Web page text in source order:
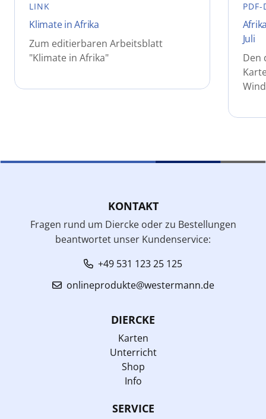
LINK
Klimate in Afrika
Zum editierbaren Arbeitsblatt
"Klimate in Afrika"
PDF-
Juli
Den
KONTAKT
Fragen rund um Diercke oder zu Bestellungen
beantwortet unser Kundenservice:
+49 531 123 25 125
onlineprodukte@westermann.de
DIERCKE
Karten
Unterricht
Shop
Info
SERVICE